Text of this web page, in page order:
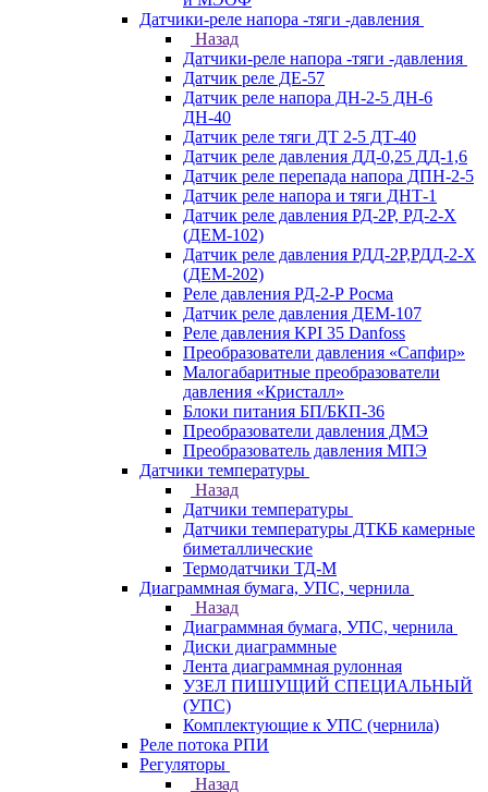
Датчики-реле напора -тяги -давления
Назад
Датчики-реле напора -тяги -давления
Датчик реле ДЕ-57
Датчик реле напора ДН-2-5 ДН-6
ДН-40
Датчик реле тяги ДТ 2-5 ДТ-40
Датчик реле давления ДД-0,25 ДД-1,6
Датчик реле перепада напора ДПН-2-5
Датчик реле напора и тяги ДНТ-1
Датчик реле давления РД-2Р, РД-2-Х
(ДЕМ-102)
Датчик реле давления РДД-2Р,РДД-2-Х
(ДЕМ-202)
Реле давления РД-2-Р Росма
Датчик реле давления ДЕМ-107
Реле давления KPI 35 Danfoss
Преобразователи давления «Сапфир»
Малогабаритные преобразователи
давления «Кристалл»
Блоки питания БП/БКП-36
Преобразователи давления ДМЭ
Преобразователь давления МПЭ
Датчики температуры
Назад
Датчики температуры
Датчики температуры ДТКБ камерные
биметаллические
Термодатчики ТД-М
Диаграммная бумага, УПС, чернила
Назад
Диаграммная бумага, УПС, чернила
Диски диаграммные
Лента диаграммная рулонная
УЗЕЛ ПИШУЩИЙ СПЕЦИАЛЬНЫЙ
(УПС)
Комплектующие к УПС (чернила)
Реле потока РПИ
Регуляторы
Назад